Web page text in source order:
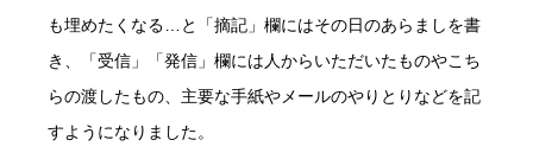
も埋めたくなる…と「摘記」欄にはその日のあらましを書
き、「受信」「発信」欄には人からいただいたものやこち
らの渡したもの、主要な手紙やメールのやりとりなどを記
すようになりました。